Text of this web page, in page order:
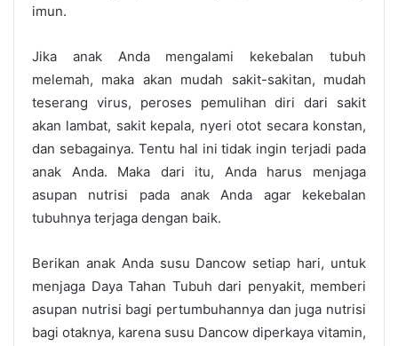
imun.
Jika anak Anda mengalami kekebalan tubuh
melemah, maka akan mudah sakit-sakitan, mudah
teserang virus, peroses pemulihan diri dari sakit
akan lambat, sakit kepala, nyeri otot secara konstan,
dan sebagainya. Tentu hal ini tidak ingin terjadi pada
anak Anda. Maka dari itu, Anda harus menjaga
asupan nutrisi pada anak Anda agar kekebalan
tubuhnya terjaga dengan baik.
Berikan anak Anda susu Dancow setiap hari, untuk
menjaga Daya Tahan Tubuh dari penyakit, memberi
asupan nutrisi bagi pertumbuhannya dan juga nutrisi
bagi otaknya, karena susu Dancow diperkaya vitamin,